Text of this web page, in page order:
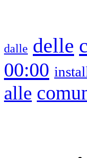
dalle delle
00:00
alle